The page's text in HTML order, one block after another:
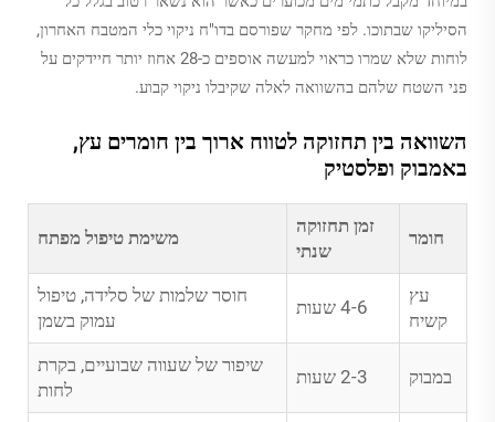
הסיליקו שבתוכו. לפי מחקר שפורסם בדו"ח ניקוי כלי המטבח האחרון,
לוחות שלא שמרו כראוי למעשה אוספים כ-28 אחוז יותר חיידקים על
פני השטח שלהם בהשוואה לאלה שקיבלו ניקוי קבוע.
השוואה בין תחזוקה לטווח ארוך בין חומרים עץ,
באמבוק ופלסטיק
חומר
זמן תחזוקה
שנתי
משימת טיפול מפתח
עץ
קשיח
4-6 שעות
חוסר שלמות של סלידה, טיפול
עמוק בשמן
במבוק 2-3 שעות
שיפור של שעווה שבועיים, בקרת
לחות